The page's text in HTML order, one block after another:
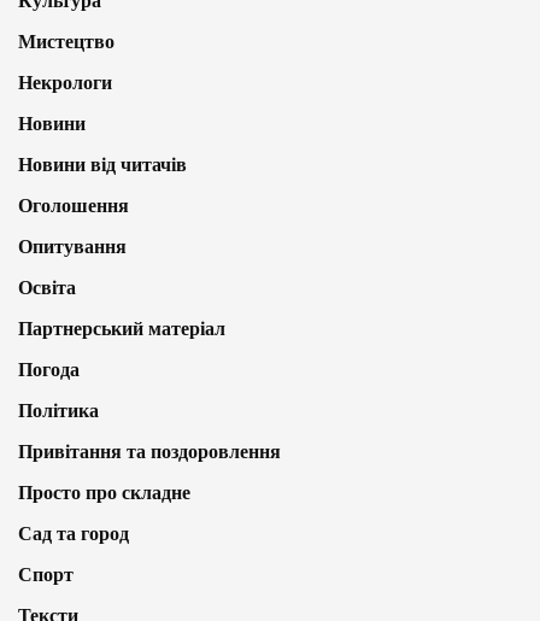
Мистецтво
Некрологи
Новини
Новини від читачів
Оголошення
Опитування
Освіта
Партнерський матеріал
Погода
Політика
Привітання та поздоровлення
Просто про складне
Сад та город
Спорт
Тексти